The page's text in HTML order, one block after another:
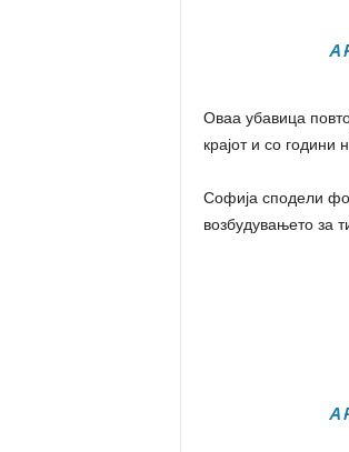
A
Оваа убавица
крајот и со години
Софија сподели
возбудувањето за
A